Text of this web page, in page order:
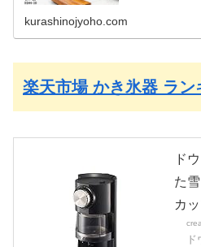
kurashinojyoho.com
楽天市場 かき氷器 ラン
ド
た
カ